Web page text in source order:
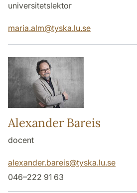
universitetslektor
maria.alm@tyska.lu.se
Alexander Bareis
docent
alexander.bareis@tyska.lu.se
046–222 91 63